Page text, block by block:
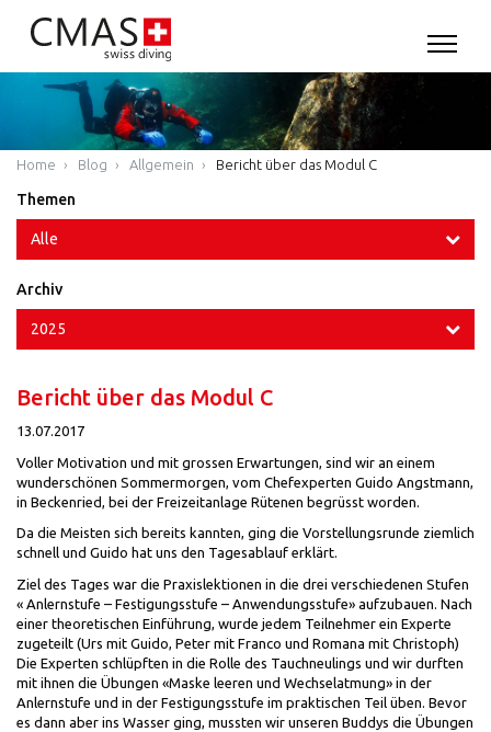
Home Blog Allgemein Bericht über das Modul C
Themen
Alle
Archiv
2025
Bericht über das Modul C
13.07.2017
Voller Motivation und mit grossen Erwartungen, sind wir an einem
wunderschönen Sommermorgen, vom Chefexperten Guido Angstmann,
in Beckenried, bei der Freizeitanlage Rütenen begrüsst worden.
Da die Meisten sich bereits kannten, ging die Vorstellungsrunde ziemlich
schnell und Guido hat uns den Tagesablauf erklärt.
Ziel des Tages war die Praxislektionen in die drei verschiedenen Stufen
« Anlernstufe – Festigungsstufe – Anwendungsstufe» aufzubauen. Nach
einer theoretischen Einführung, wurde jedem Teilnehmer ein Experte
zugeteilt (Urs mit Guido, Peter mit Franco und Romana mit Christoph)
Die Experten schlüpften in die Rolle des Tauchneulings und wir durften
mit ihnen die Übungen «Maske leeren und Wechselatmung» in der
Anlernstufe und in der Festigungsstufe im praktischen Teil üben. Bevor
es dann aber ins Wasser ging, mussten wir unseren Buddys die Übungen